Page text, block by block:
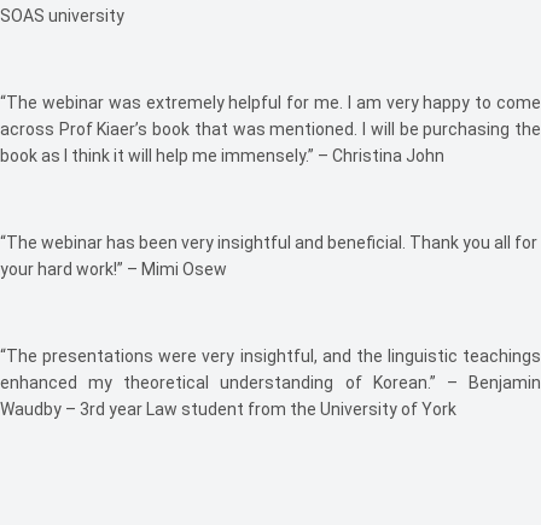
SOAS university
“The webinar was extremely helpful for me. I am very happy to come
across Prof Kiaer’s book that was mentioned. I will be purchasing the
book as I think it will help me immensely.” – Christina John
“The webinar has been very insightful and beneficial. Thank you all for
your hard work!” – Mimi Osew
“The presentations were very insightful, and the linguistic teachings
enhanced my theoretical understanding of Korean.” – Benjamin
Waudby – 3rd year Law student from the University of York